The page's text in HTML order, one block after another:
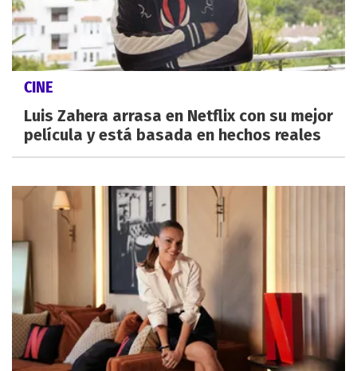
CINE
Luis Zahera arrasa en Netflix con su mejor
película y está basada en hechos reales